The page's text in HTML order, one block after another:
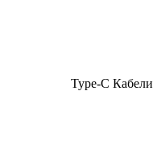
Type-C Кабели